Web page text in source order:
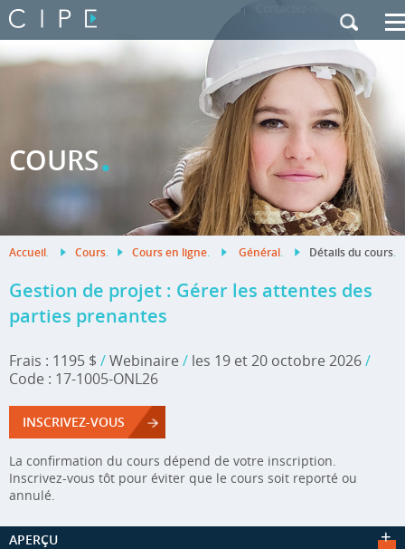
|
COURS.
Accueil. Cours. Cours en ligne. Général. Détails du cours.
Gestion de projet : Gérer les attentes des
parties prenantes
Frais : 1195 $ /Webinaire / les 19 et 20 octobre 2026/
Code : 17-1005-ONL26
INSCRIVEZ-VOUS
La confirmation du cours dépend de votre inscription.
Inscrivez-vous tôt pour éviter que le cours soit reporté ou
annulé.
APERÇU